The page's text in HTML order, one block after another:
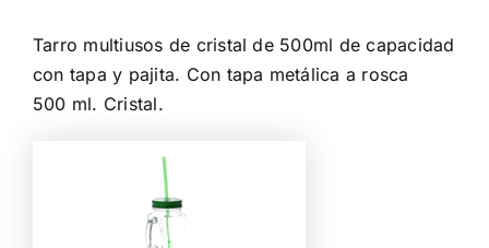
Tarro multiusos de cristal de 500ml de capacidad
con tapa y pajita. Con tapa metálica a rosca
500 ml. Cristal.